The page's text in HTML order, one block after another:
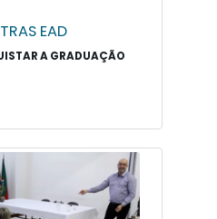
EAD
A GRADUAÇÃO